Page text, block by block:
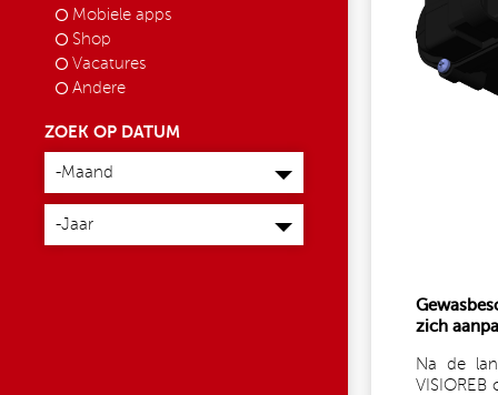
Mobiele apps
Shop
Vacatures
Andere
ZOEK OP DATUM
Maand
-Maand
Jaar
-Jaar
zich
Na de